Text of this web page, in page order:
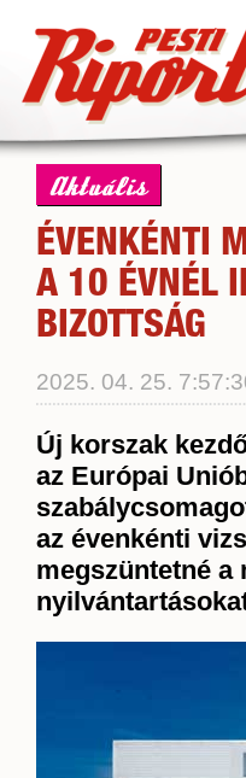
Aktuális
ÉVENKÉNTI
A 10 ÉVNÉL
BIZOTTSÁG
2025. 04. 25.
Új korszak
az Európai
az évenkénti
megszüntetné